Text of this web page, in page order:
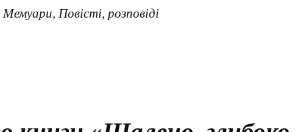
Мемуари, Повісті, розповіді